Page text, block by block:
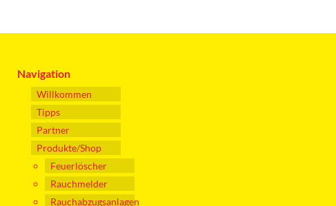
Navigation
Willkommen
Tipps
Partner
Produkte/Shop
Feuerlöscher
Rauchmelder
Rauchabzugsanlagen